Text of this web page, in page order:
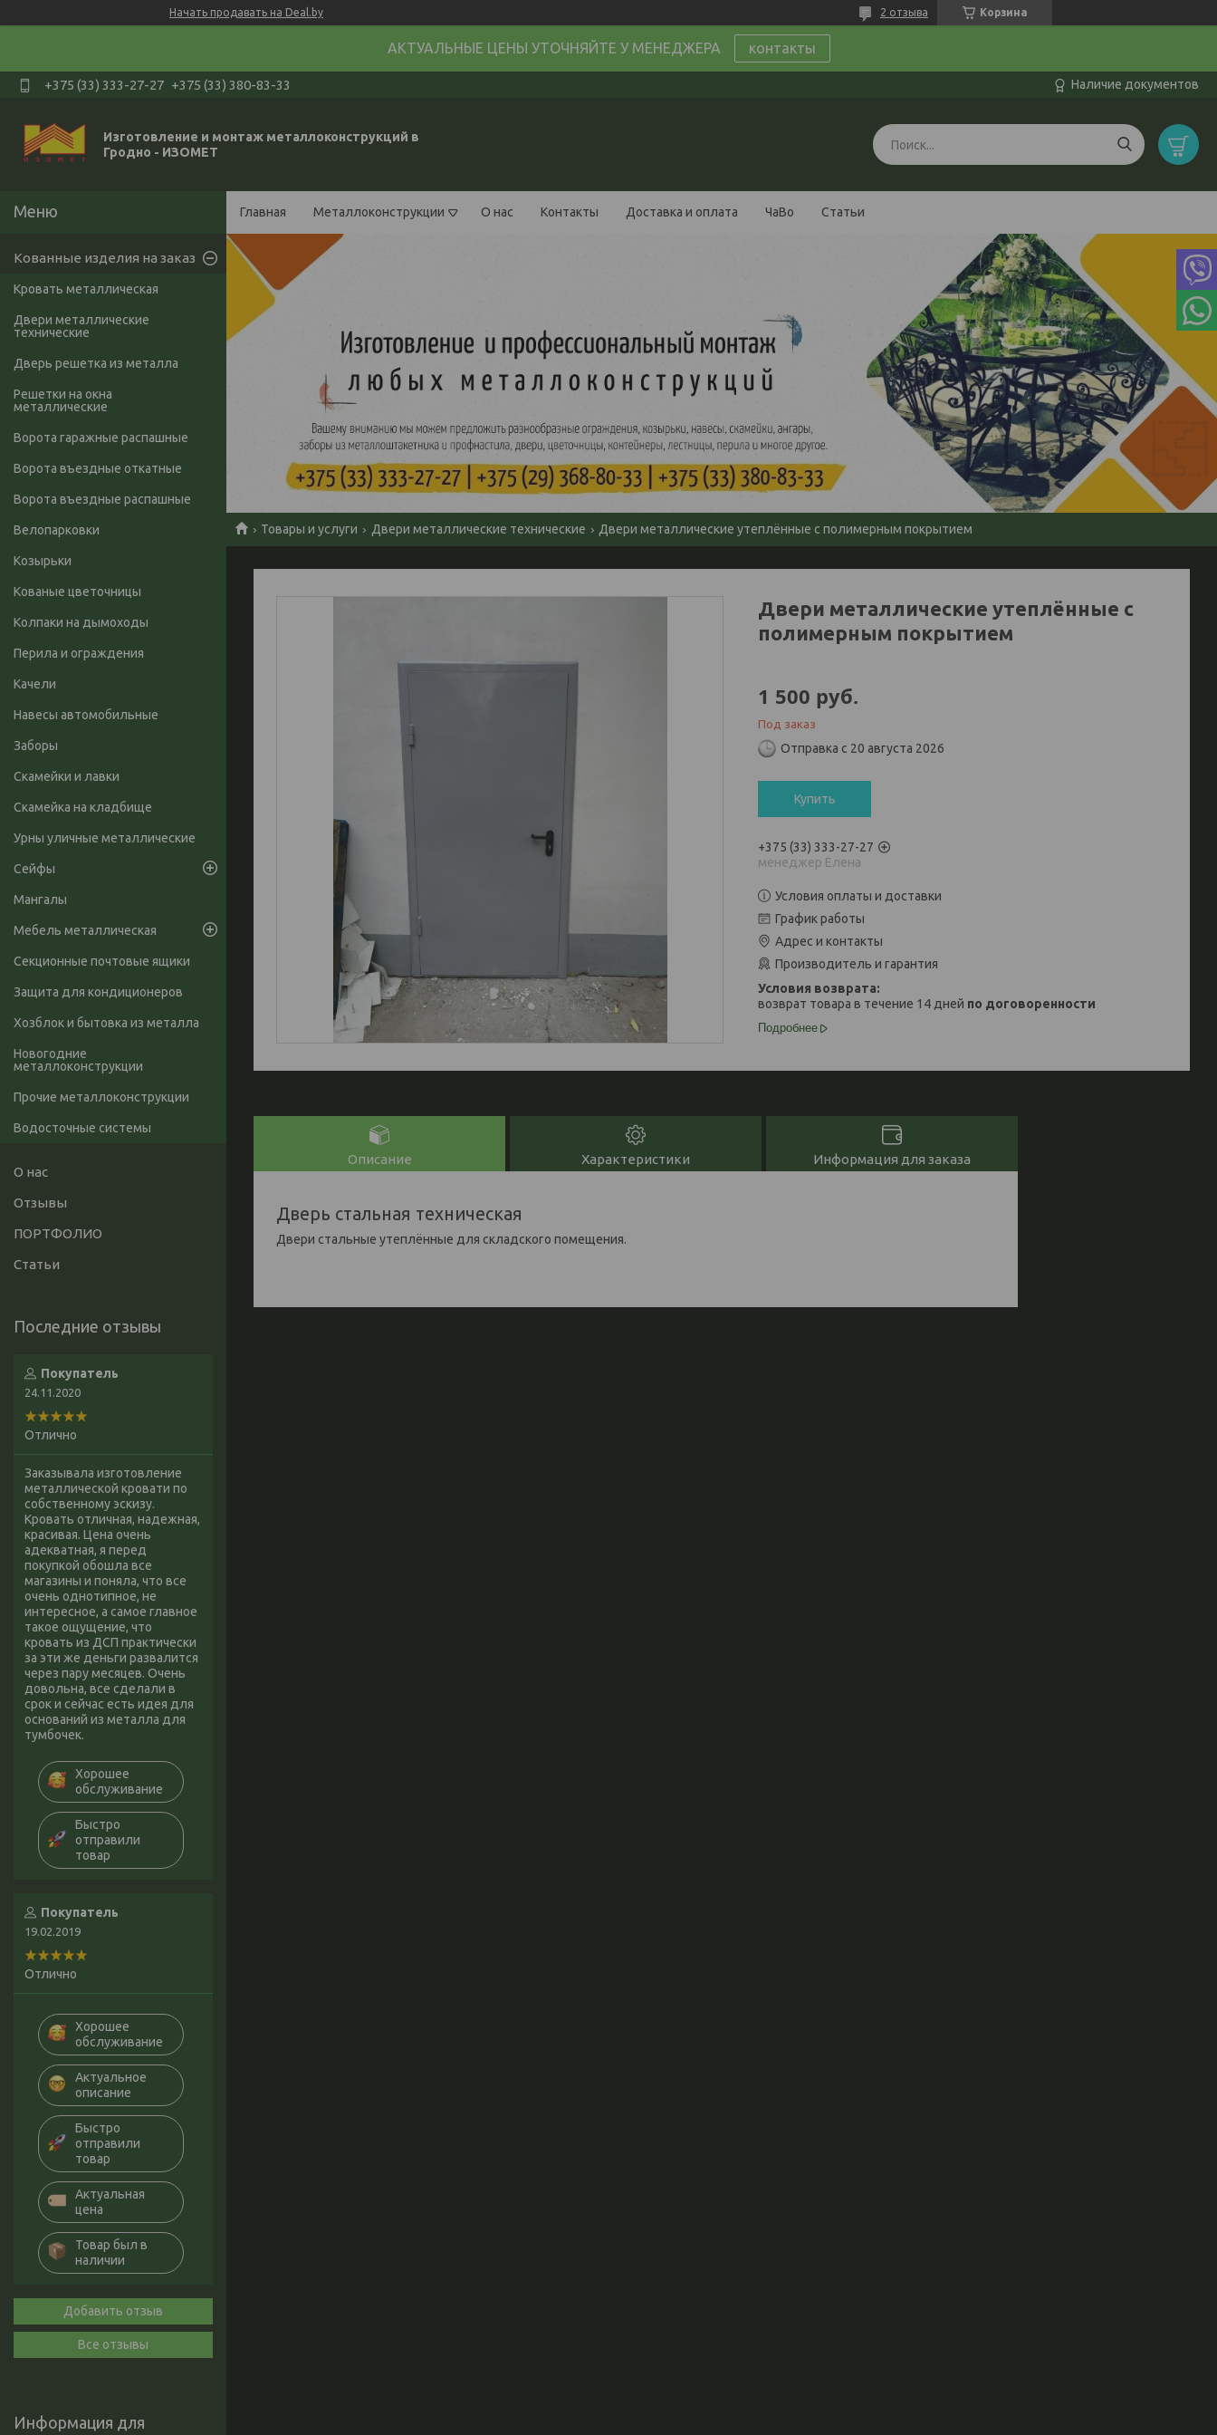
Начать продавать на Deal.by Корзина
2 отзыва
АКТУАЛЬНЫЕ ЦЕНЫ УТОЧНЯЙТЕ У МЕНЕДЖЕРА контакты
+375 (33) 333-27-27 +375 (33) 380-83-33 Наличие документов
Изготовление и монтаж металлоконструкций в
Гродно - ИЗОМЕТ
Главная Металлоконструкции О нас Контакты Доставка и оплата ЧаВо Статьи
Товары и услуги Двери металлические технические Двери металлические утеплённые с полимерным покрытием
Двери металлические утеплённые с
полимерным покрытием
1 500 руб.
Под заказ
Отправка с 20 августа 2026
Купить
+375 (33) 333-27-27
менеджер Елена
Условия оплаты и доставки
График работы
Адрес и контакты
Производитель и гарантия
возврат товара в течение 14 дней по договоренности
Подробнее
Описание Характеристики Информация для заказа
Дверь стальная техническая
Двери стальные утеплённые для складского помещения.
Кованные изделия на заказ
Кровать металлическая
Двери металлические
технические
Дверь решетка из металла
Решетки на окна
металлические
Ворота гаражные распашные
Ворота въездные откатные
Ворота въездные распашные
Велопарковки
Козырьки
Кованые цветочницы
Колпаки на дымоходы
Перила и ограждения
Качели
Навесы автомобильные
Заборы
Скамейки и лавки
Скамейка на кладбище
Урны уличные металлические
Сейфы
Мангалы
Мебель металлическая
Секционные почтовые ящики
Защита для кондиционеров
Хозблок и бытовка из металла
Новогодние
металлоконструкции
Прочие металлоконструкции
Водосточные системы
О нас
Отзывы
ПОРТФОЛИО
Статьи
Покупатель
24.11.2020
Отлично
Заказывала изготовление
металлической кровати по
собственному эскизу.
Кровать отличная, надежная,
красивая. Цена очень
адекватная, я перед
покупкой обошла все
магазины и поняла, что все
очень однотипное, не
интересное, а самое главное
такое ощущение, что
кровать из ДСП практически
за эти же деньги развалится
через пару месяцев. Очень
довольна, все сделали в
срок и сейчас есть идея для
оснований из металла для
тумбочек.
Хорошее
обслуживание
Быстро
отправили
товар
Покупатель
19.02.2019
Отлично
Хорошее
обслуживание
Актуальное
описание
Быстро
отправили
товар
Актуальная
цена
Товар был в
наличии
Добавить отзыв
Все отзывы
Информация для